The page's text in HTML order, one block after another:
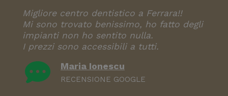
Migliore centro dentistico a Ferrara!!
Mi sono trovato benissimo, ho fatto degli
impianti non ho sentito nulla.
I prezzi sono accessibili a tutti.
Maria Ionescu
RECENSIONE GOOGLE